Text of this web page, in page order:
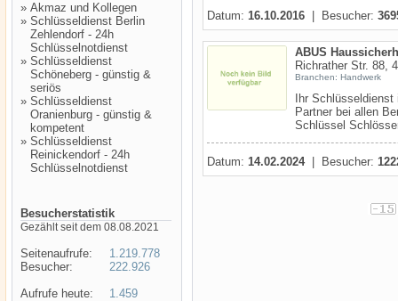
» Akmaz und Kollegen
» Schlüsseldienst Berlin
Zehlendorf - 24h
Schlüsselnotdienst
» Schlüsseldienst
Schöneberg - günstig &
seriös
» Schlüsseldienst
Oranienburg - günstig &
kompetent
» Schlüsseldienst
Reinickendorf - 24h
Schlüsselnotdienst
Besucherstatistik
Gezählt seit dem 08.08.2021
Seitenaufrufe:
Besucher:
Aufrufe heute:
1.219.778
222.926
1.459
Datum: 16.10.2016 | Besucher:
ABUS
Richrather Str. 88,
Branchen: Handwerk
Ihr
Partner bei allen
Schlüssel
Datum: 14.02.2024| Besucher: